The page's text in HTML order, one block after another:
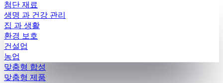
첨단 재료
생명 과 건강 관리
집 과 생활
환경 보호
건설업
농업
맞춤형 합성
맞춤형 제품